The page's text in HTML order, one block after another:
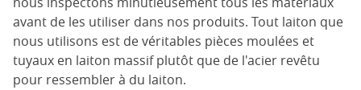
avant de les utiliser dans nos produits. Tout laiton que
nous utilisons est de véritables pièces moulées et
tuyaux en laiton massif plutôt que de l'acier revêtu
pour ressembler à du laiton.